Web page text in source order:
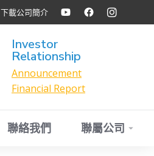
下載公司簡介
Investor
Relationship
Announcement
Financial Report
聯絡我們 聯屬公司